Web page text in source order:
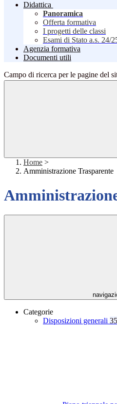
Didattica
Panoramica
Offerta formativa
I progetti delle classi
Esami di Stato a.s. 24/
Agenzia formativa
Documenti utili
Campo di ricerca per le pagine del
Home >
Amministrazione Trasparente
Categorie
Disposizioni generali